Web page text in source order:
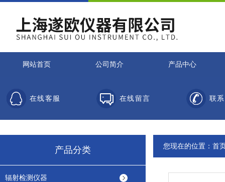
网站首页 公司简介 产品中心
在线客服 在线留言 联
产品分类
辐射检测仪器
您现在的位置： 首